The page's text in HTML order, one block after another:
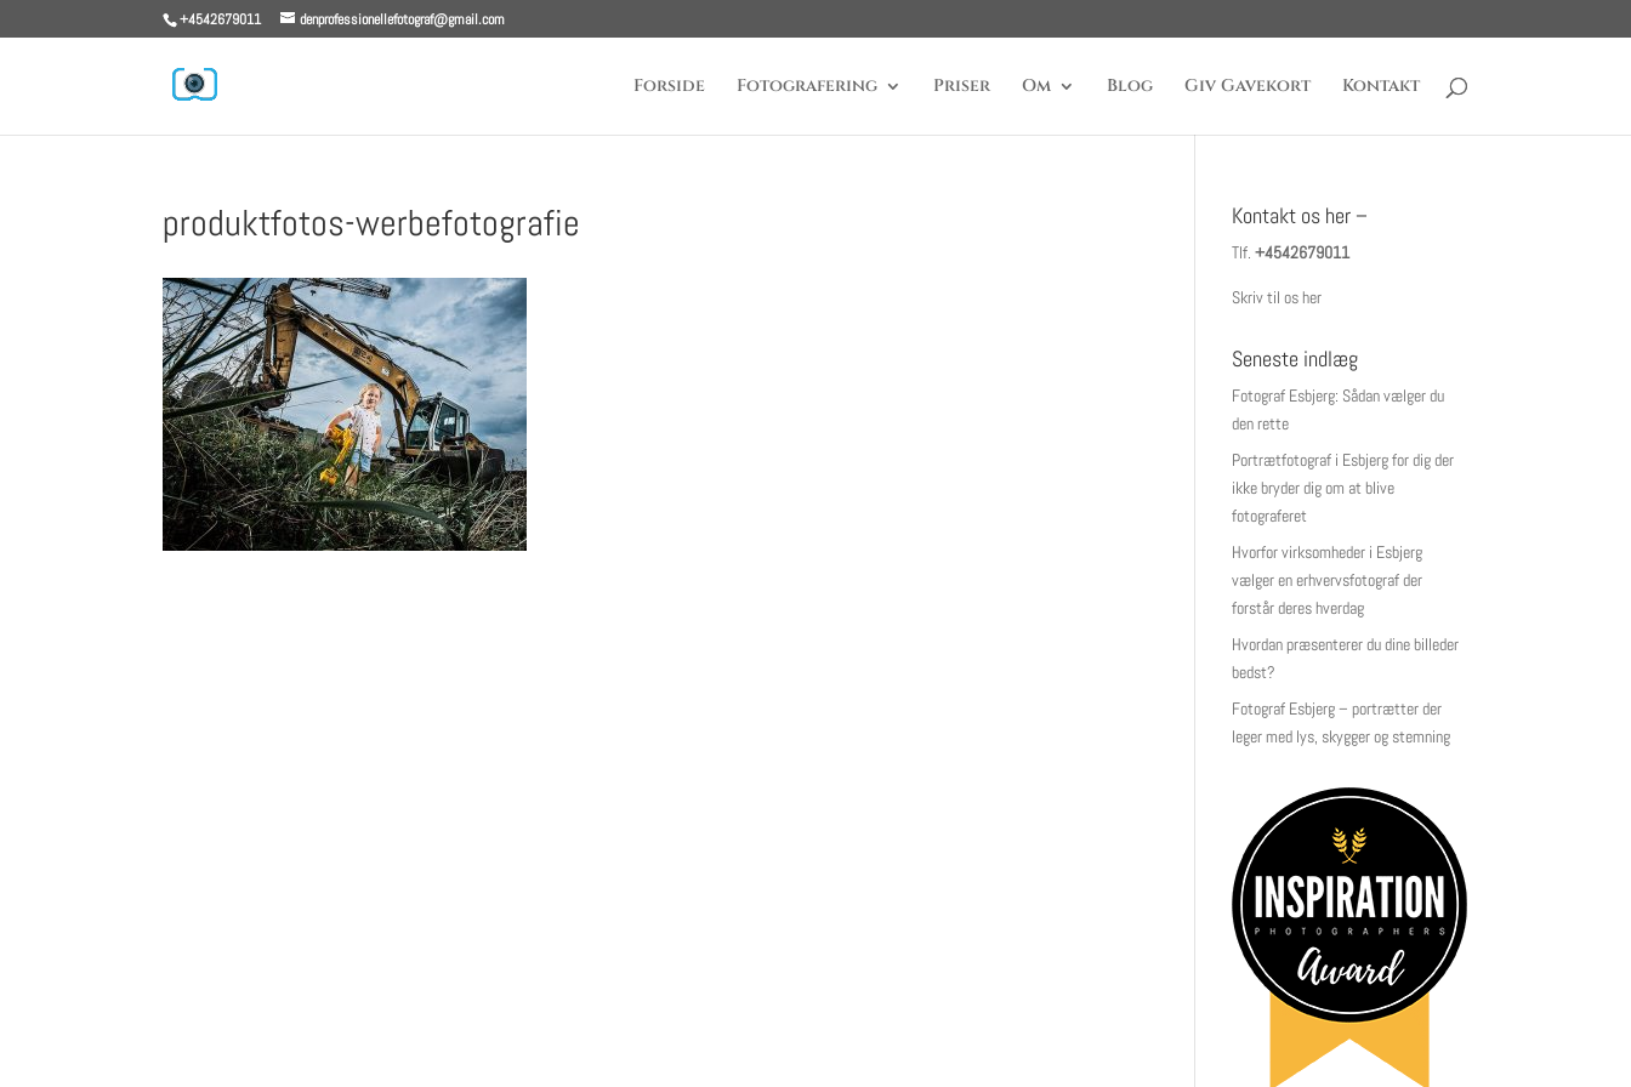
+4542679011 denprofessionellefotograf@gmail.com
Forside Fotografering Priser Om Blog Giv Gavekort Kontakt
produktfotos-werbefotografie Kontakt os her –
Tlf.+4542679011
Skriv til os her
Seneste indlæg
Fotograf Esbjerg: Sådan vælger du
den rette
Portrætfotograf i Esbjerg for dig der
ikke bryder dig om at blive
fotograferet
Hvorfor virksomheder i Esbjerg
vælger en erhvervsfotograf der
forstår deres hverdag
Hvordan præsenterer du dine billeder
bedst?
Fotograf Esbjerg – portrætter der
leger med lys, skygger og stemning